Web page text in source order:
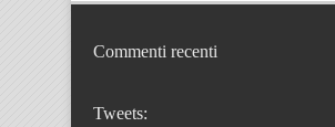
Commenti recenti
Tweets: